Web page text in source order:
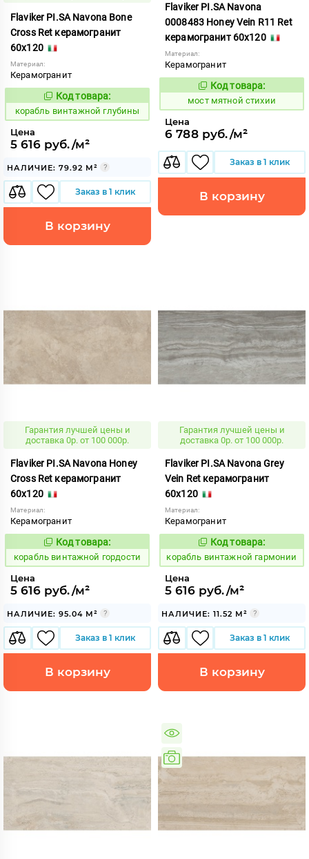
Flaviker PI.SA Navona Bone
Cross Ret керамогранит
60x120
Материал:
Керамогранит
767517
Код товара:
корабль винтажной глубины
Цена
5 616 руб./м²
НАЛИЧИЕ: 79.92 М²
Заказ в 1 клик
В корзину
Flaviker PI.SA Navona
0008483 Honey Vein R11 Ret
керамогранит 60x120
Материал:
Керамогранит
1023473
Код товара:
мост мятной стихии
Цена
6 788 руб./м²
Заказ в 1 клик
В корзину
Гарантия лучшей цены и
доставка 0р. от 100 000р.
Flaviker PI.SA Navona Honey
Cross Ret керамогранит
60x120
Материал:
Керамогранит
767518
Код товара:
корабль винтажной гордости
Цена
5 616 руб./м²
НАЛИЧИЕ: 95.04 М²
Заказ в 1 клик
В корзину
Гарантия лучшей цены и
доставка 0р. от 100 000р.
Flaviker PI.SA Navona Grey
Vein Ret керамогранит
60x120
Материал:
Керамогранит
767516
Код товара:
корабль винтажной гармонии
Цена
5 616 руб./м²
НАЛИЧИЕ: 11.52 М²
Заказ в 1 клик
В корзину